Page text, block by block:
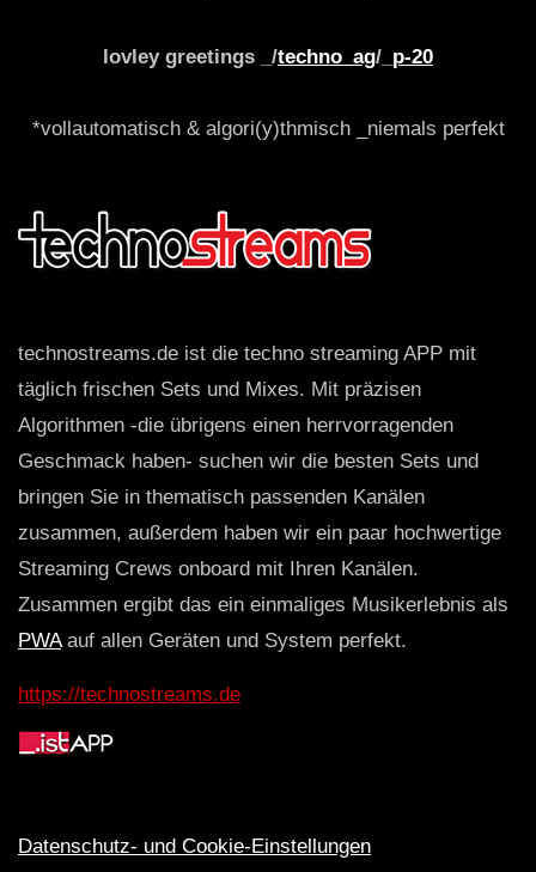
lovley greetings _/techno_ag/_ p-20
*vollautomatisch & algori(y)thmisch _niemals perfekt
technostreams.de ist die techno streaming APP mit
täglich frischen Sets und Mixes. Mit präzisen
Algorithmen -die übrigens einen herrvorragenden
Geschmack haben- suchen wir die besten Sets und
bringen Sie in thematisch passenden Kanälen
zusammen, außerdem haben wir ein paar hochwertige
Streaming Crews onboard mit Ihren Kanälen.
Zusammen ergibt das ein einmaliges Musikerlebnis als
PWAauf allen Geräten und System perfekt.
https://technostreams.de
Datenschutz- und Cookie-Einstellungen